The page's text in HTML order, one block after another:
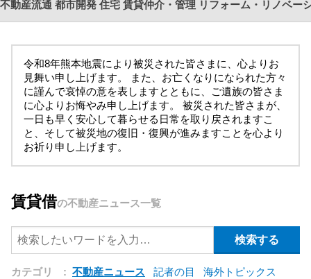
不動産流通 都市開発 住宅 賃貸仲介・管理 リフォーム・リノベー
令和8年熊本地震により被災された皆さまに、心よりお
見舞い申し上げます。 また、お亡くなりになられた方々
に謹んで哀悼の意を表しますとともに、ご遺族の皆さま
に心よりお悔やみ申し上げます。 被災された皆さまが、
一日も早く安心して暮らせる日常を取り戻されますこ
と、そして被災地の復旧・復興が進みますことを心より
お祈り申し上げます。
賃貸借の不動産ニュース一覧
カテゴリ : 不動産ニュース 記者の目
海外トピックス